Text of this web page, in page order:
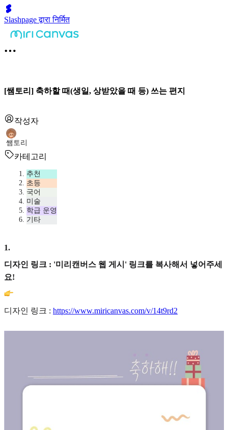
Slashpage द्वारा निर्मित
[쌤토리] 축하할 때(생일, 상받았을 때 등) 쓰는 편지
작성자
쌤토리
카테고리
추천
초등
국어
미술
학급 운영
기타
1.
디자인 링크 : '미리캔버스 웹 게시' 링크를 복사해서 넣어주세
요!
디자인 링크 : https://www.miricanvas.com/v/14t9rd2